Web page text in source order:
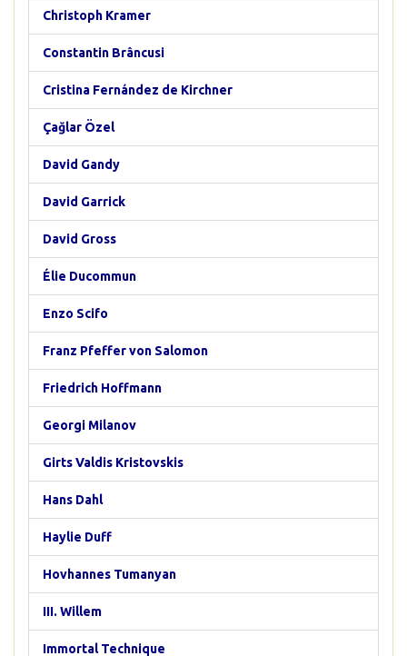
Christoph Kramer
Constantin Brâncusi
Cristina Fernández de Kirchner
Çağlar Özel
David Gandy
David Garrick
David Gross
Élie Ducommun
Enzo Scifo
Franz Pfeffer von Salomon
Friedrich Hoffmann
Georgi Milanov
Girts Valdis Kristovskis
Hans Dahl
Haylie Duff
Hovhannes Tumanyan
III. Willem
Immortal Technique